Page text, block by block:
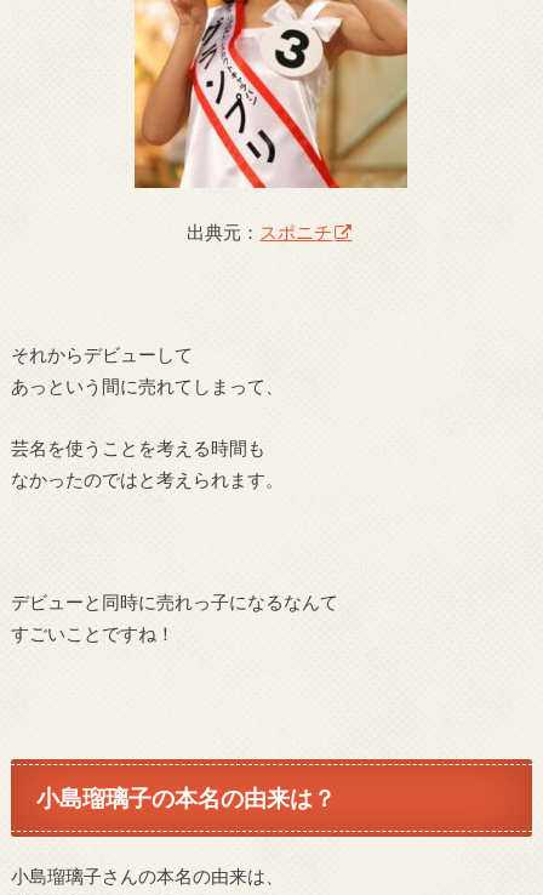
出典元： スポニチ
それからデビューして
あっという間に売れてしまって、
芸名を使うことを考える時間も
なかったのではと考えられます。
デビューと同時に売れっ子になるなんて
すごいことですね！
小島瑠璃子の本名の由来は？
小島瑠璃子さんの本名の由来は、